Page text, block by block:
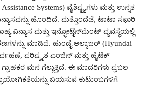
Systems) ವೈಶಿಷ್ಟ್ಯಗಳು ಮತ್ತು ಉನ್ನತ
ಹೊಂದಿದೆ. ಮತ್ತೊಂದೆಡೆ, ಟಾಟಾ ಸಫಾರಿ
ವಿನ್ಯಾಸ ಮತ್ತು ಇನ್ಫೋಟೈನ್‌ಮೆಂಟ್ ವ್ಯವಸ್ಥೆಯಲ್ಲಿ
ಮಾಡಿದೆ. ಹುಂಡೈ ಅಲ್ಕಾಜರ್ (Hyundai
ಪರಿಷ್ಕೃತ ಎಂಜಿನ್ ಮತ್ತು ಹೈಟೆಕ್
ಮನ ಗೆಲ್ಲುತ್ತಿದೆ. ಈ ಮಾದರಿಗಳು ಪ್ರಬಲ
ಬಯಸುವ ಕುಟುಂಬಗಳಿಗೆ